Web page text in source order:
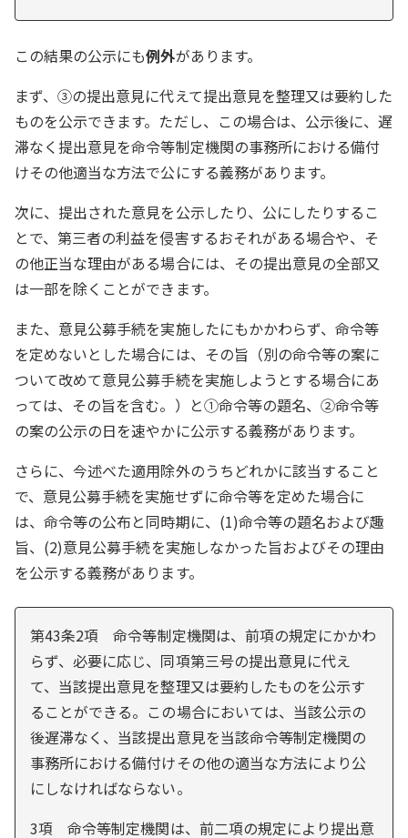
この結果の公示にも例外があります。
まず、③の提出意見に代えて提出意見を整理又は要約した
ものを公示できます。ただし、この場合は、公示後に、遅
滞なく提出意見を命令等制定機関の事務所における備付
けその他適当な方法で公にする義務があります。
次に、提出された意見を公示したり、公にしたりするこ
とで、第三者の利益を侵害するおそれがある場合や、そ
の他正当な理由がある場合には、その提出意見の全部又
は一部を除くことができます。
また、意見公募手続を実施したにもかかわらず、命令等
を定めないとした場合には、その旨（別の命令等の案に
ついて改めて意見公募手続を実施しようとする場合にあ
っては、その旨を含む。）と①命令等の題名、②命令等
の案の公示の日を速やかに公示する義務があります。
さらに、今述べた適用除外のうちどれかに該当すること
で、意見公募手続を実施せずに命令等を定めた場合に
は、命令等の公布と同時期に、(1)命令等の題名および趣
旨、(2)意見公募手続を実施しなかった旨およびその理由
を公示する義務があります。
第43条2項 命令等制定機関は、前項の規定にかかわ
らず、必要に応じ、同項第三号の提出意見に代え
て、当該提出意見を整理又は要約したものを公示す
ることができる。この場合においては、当該公示の
後遅滞なく、当該提出意見を当該命令等制定機関の
事務所における備付けその他の適当な方法により公
にしなければならない。
3項 命令等制定機関は、前二項の規定により提出意